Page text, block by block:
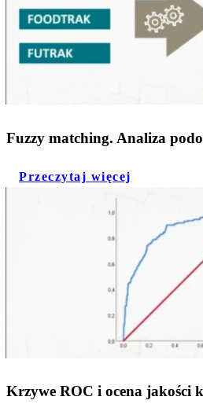
Fuzzy matching. Analiza
Przeczytaj więcej
Krzywe ROC i ocena jakości